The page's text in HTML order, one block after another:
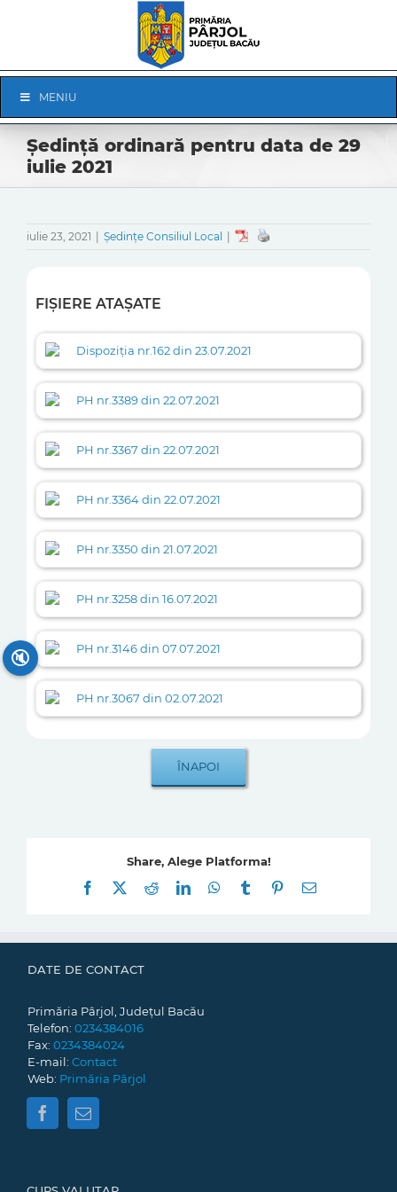
Navigation
MENIU
Ședință ordinară pentru data de 29
iulie 2021
iulie 23, 2021 Ședințe Consiliul Local
FIȘIERE ATAȘATE
Dispoziția nr.162 din 23.07.2021
PH nr.3389 din 22.07.2021
PH nr.3367 din 22.07.2021
PH nr.3364 din 22.07.2021
PH nr.3350 din 21.07.2021
PH nr.3258 din 16.07.2021
PH nr.3146 din 07.07.2021
PH nr.3067 din 02.07.2021
Share, Alege Platforma!
Facebook
RedditLinkedInWhatsApp
Tumblr Pinterest
E-
DATE DE CONTACT
Primăria Pârjol, Județul Bacău
Telefon: 0234384016
Fax: 0234384024
E-mail: Contact
Web: Primăria Pârjol
🔇